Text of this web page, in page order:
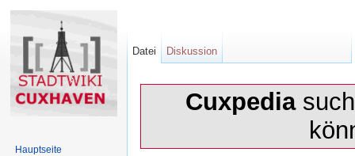
Cuxpedia
Datei Diskussion
Hauptseite